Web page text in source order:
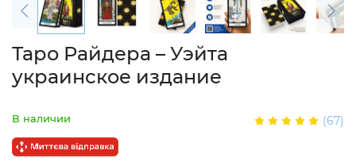
Таро Райдера – Уэйта
украинское издание
В наличии (67)